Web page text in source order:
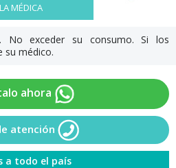
MÉDICA
No exceder su consumo. Si los
su médico.
ahora
atención
a todo el país